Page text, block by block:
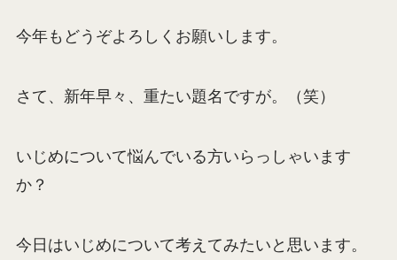
今年もどうぞよろしくお願いします。
さて、新年早々、重たい題名ですが。（笑）
いじめについて悩んでいる方いらっしゃいます
か？
今日はいじめについて考えてみたいと思います。